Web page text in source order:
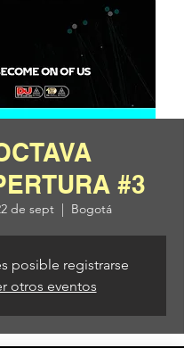
#3
de sept
  |
Bogotá
posible registrarse
otros eventos